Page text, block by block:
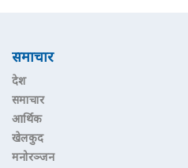
समाचार
देश
समाचार
आर्थिक
खेलकुद
मनोरञ्जन